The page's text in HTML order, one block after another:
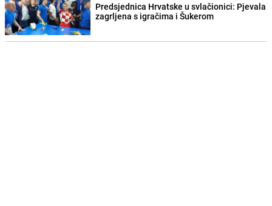
Predsjednica Hrvatske u svlačionici: Pjevala
zagrljena s igračima i Šukerom